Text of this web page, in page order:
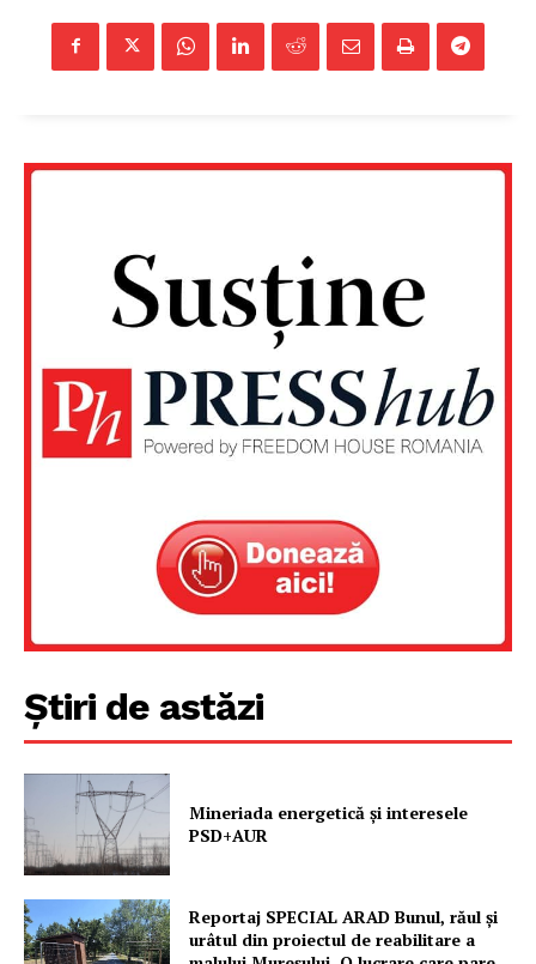
Știri de astăzi
Mineriada energetică și interesele
PSD+AUR
Reportaj SPECIAL ARAD Bunul, răul și
urâtul din proiectul de reabilitare a